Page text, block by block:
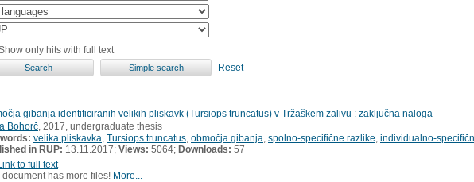
only hits with full text
Reset
gibanja identificiranih velikih pliskavk (Tursiops truncatus) v Tržaškem zalivu : zaključna naloga
Bohorč , 2017, undergraduate thesis
velika pliskavka Tursiops truncatus območja gibanja spolno-specifične razlike individualno-
in RUP: 13.11.2017; Views: 5064; Downloads: 57
to full text
document has more files! More...